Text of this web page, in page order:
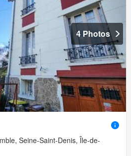
4 Photos
Seine-Saint-Denis, Île-de-